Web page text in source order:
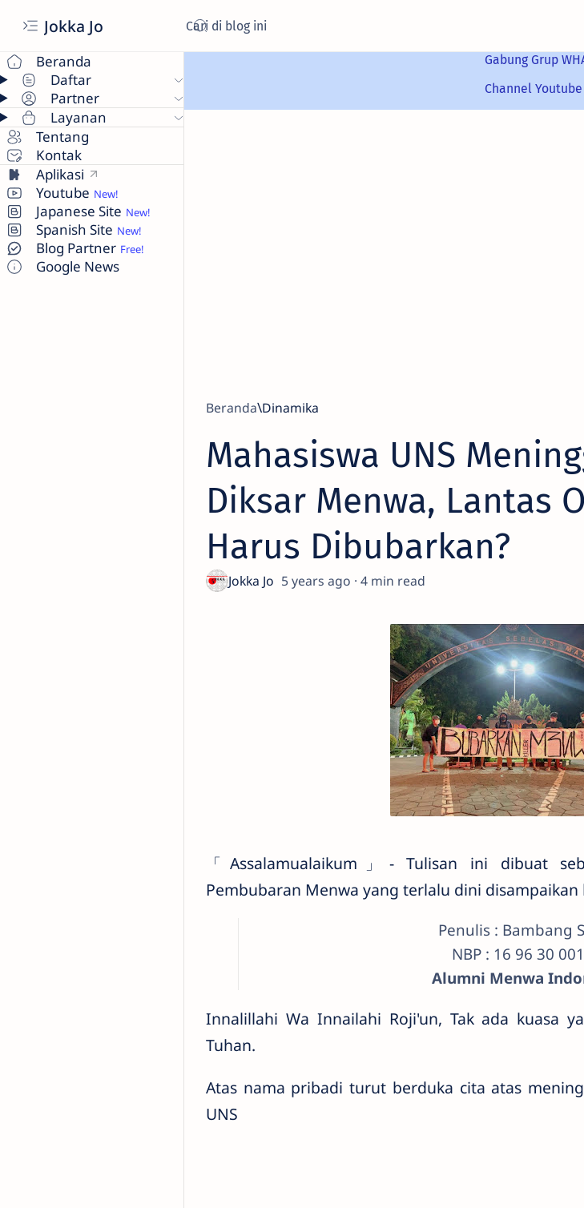
Jokka Jo
Beranda
Daftar
Partner
Layanan
Tentang
Kontak
Aplikasi
Youtube
Japanese Site
Spanish Site
Blog Partner
Google News
Gabung Grup
Channel
Beranda Dinamika
Mahasiswa UNS
Diksar Menwa, Lantas
Harus Dibubarkan?
5 years ago 4
「Assalamualaikum」- Tulisan ini dibuat
Pembubaran Menwa yang terlalu dini
Penulis : Bambang
NBP : 16 96 30
Alumni Menwa
Innalillahi Wa Innailahi Roji'un, Tak ada kuasa
Tuhan.
Atas nama pribadi turut berduka cita atas
UNS